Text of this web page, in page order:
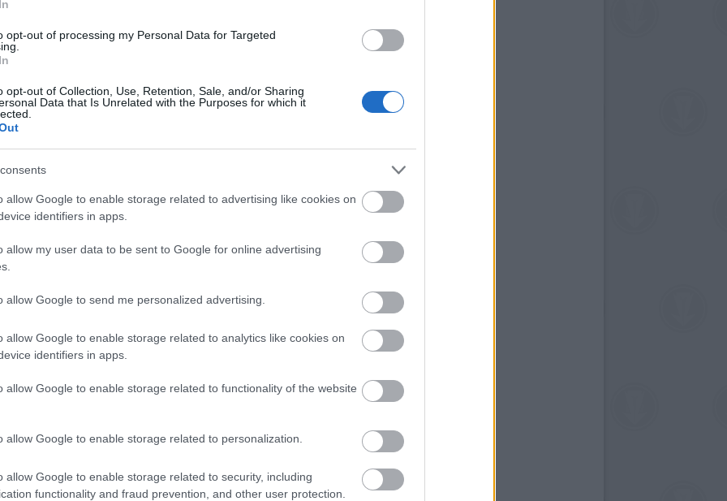
opt-out of processing my Personal Data for Targeted
opt-out of Collection, Use, Retention, Sale, and/or Sharing
Data that Is Unrelated with the Purposes for which it
allow Google to enable storage related to advertising like cookies on
identifiers in apps.
allow my user data to be sent to Google for online advertising
allow Google to send me personalized advertising.
allow Google to enable storage related to analytics like cookies on
identifiers in apps.
allow Google to enable storage related to functionality of the website
allow Google to enable storage related to personalization.
allow Google to enable storage related to security, including
functionality and fraud prevention, and other user protection.
bolyonghatunk az egerünk és
színes, és a Tolkien – olvasóknak már
egy egérmozdulattal körbepásztázhatjuk a
és ha nem lennénk tisztában a hely
a választ a kérdéseinkre. Azt is
szeretnénk a térképen tájékozódni, ugyanis az
is rendelkezésére áll.
hogy a térkép folyamatos fejlesztés alatt áll, így
amiket jelezhetünk a szerkesztők felé, ezzel